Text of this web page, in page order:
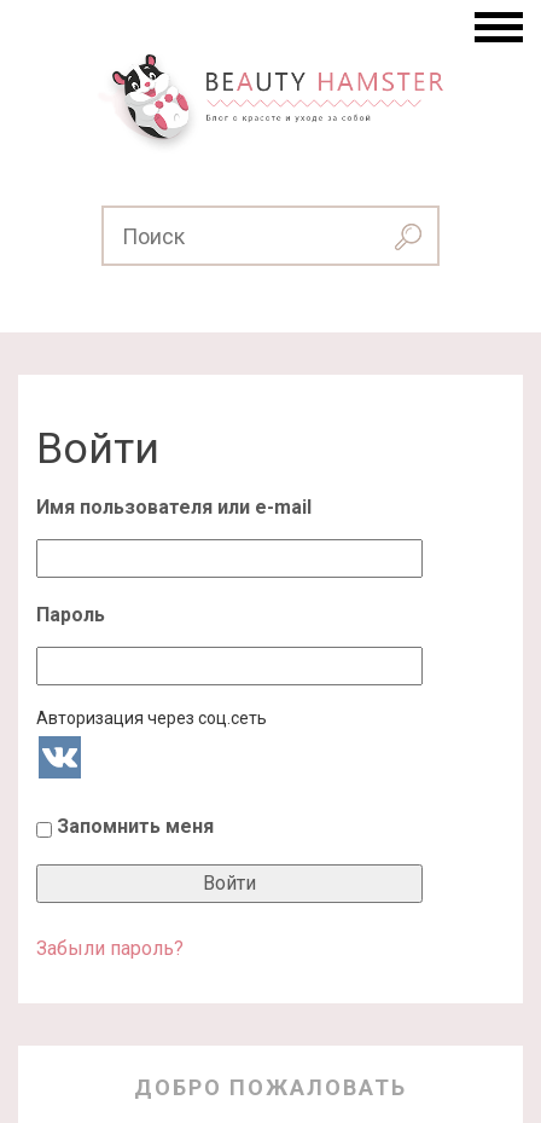
Войти
Имя пользователя или e-mail
Пароль
Авторизация через соц.сеть
Запомнить меня
Забыли пароль?
ДОБРО ПОЖАЛОВАТЬ